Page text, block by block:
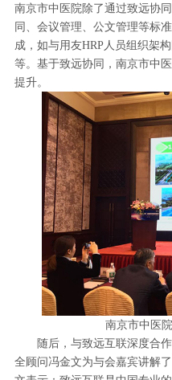
南京市中医院除了通过致远协
同、会议管理、公文管理等标
成，如与用友HRP人员组织架
等。基于致远协同，南京市中
提升。
南京市中医
随后，与致远互联深度合
全顾问冯金文为与会嘉宾讲解